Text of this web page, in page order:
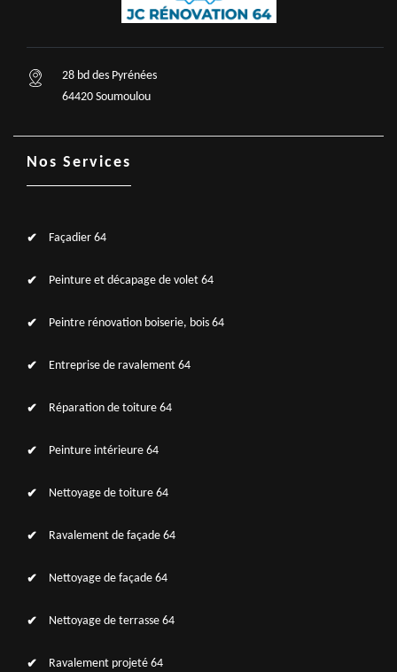
28 bd des Pyrénées
64420 Soumoulou
Nos Services
Façadier 64
Peinture et décapage de volet 64
Peintre rénovation boiserie, bois 64
Entreprise de ravalement 64
Réparation de toiture 64
Peinture intérieure 64
Nettoyage de toiture 64
Ravalement de façade 64
Nettoyage de façade 64
Nettoyage de terrasse 64
Ravalement projeté 64